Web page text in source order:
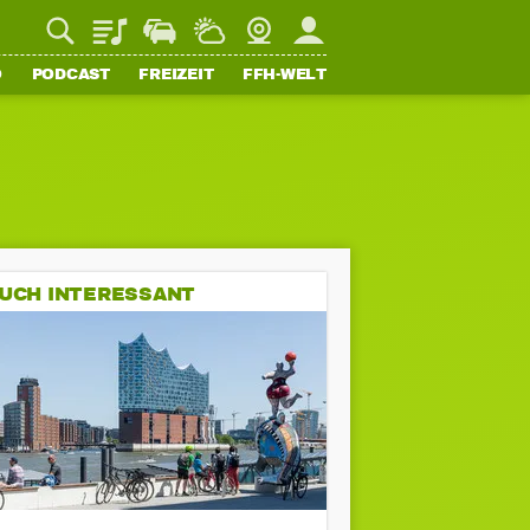
PlaylistStaupilotWetterWebcamMein FFH
PODCAST FREIZEIT FFH-WELT
INTERESSANT